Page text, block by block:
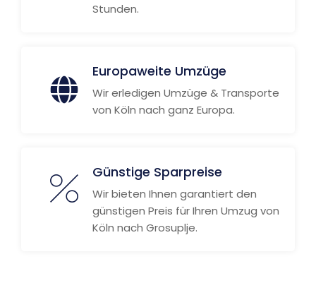
Stunden.
Europaweite Umzüge
Wir erledigen Umzüge & Transporte
von Köln nach ganz Europa.
Günstige Sparpreise
Wir bieten Ihnen garantiert den
günstigen Preis für Ihren Umzug von
Köln nach Grosuplje.